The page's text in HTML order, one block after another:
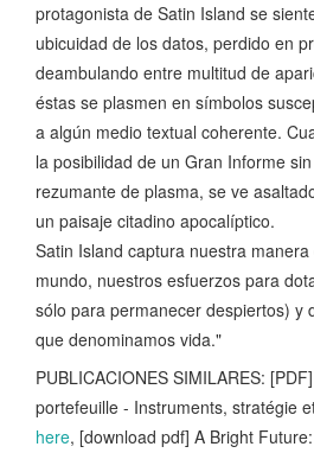
protagonista de Satin Island se
ubicuidad de los datos, perdido en
deambulando entre multitud de
éstas se plasmen en símbolos
a algún medio textual coherente.
la posibilidad de un Gran Informe
rezumante de plasma, se ve
un paisaje citadino apocalíptico.
Satin Island captura nuestra
mundo, nuestros esfuerzos para
sólo para permanecer despiertos) y
que denominamos vida."
PUBLICACIONES SIMILARES:
portefeuille - Instruments, stratégie
here, [download pdf] A Bright